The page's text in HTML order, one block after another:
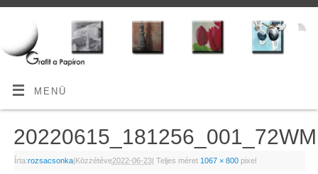
MENÜ
20220615_181256_001_72WM
Írta:rozsacsonka|Közzétéve2022-06-23| Teljes méret 1067 × 800pixel